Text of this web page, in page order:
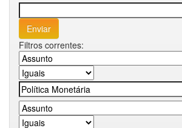
Filtros correntes: